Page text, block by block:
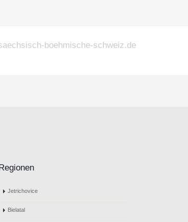
boehmische-schweiz.de
Jetrichovice
Bielatal